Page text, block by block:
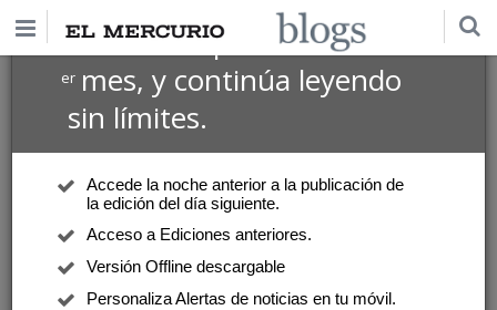
Suscríbete por $1 USD
ermes, y continúa leyendo
sin límites.
Accede la noche anterior a la publicación de
la edición del día siguiente.
Acceso a Ediciones anteriores.
Versión Offline descargable
Personaliza Alertas de noticias en tu móvil.